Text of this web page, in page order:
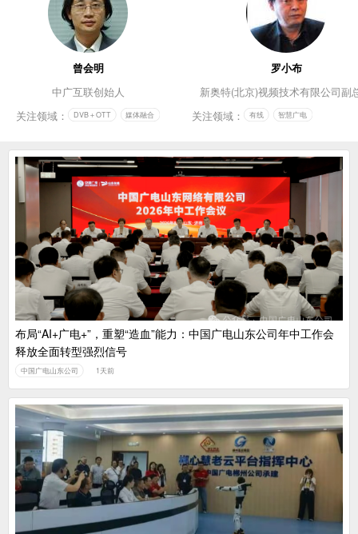
曾会明
中广互联创始人
关注领域：
DVB＋OTT 媒体融合
罗小布
新奥特(北京)视频技术有限公司副
关注领域：
有线 智慧广电
布局“AI+广电+”，重塑“造血”能力：中国广电山东公司年中工作会
释放全面转型强烈信号
中国广电山东公司 1天前